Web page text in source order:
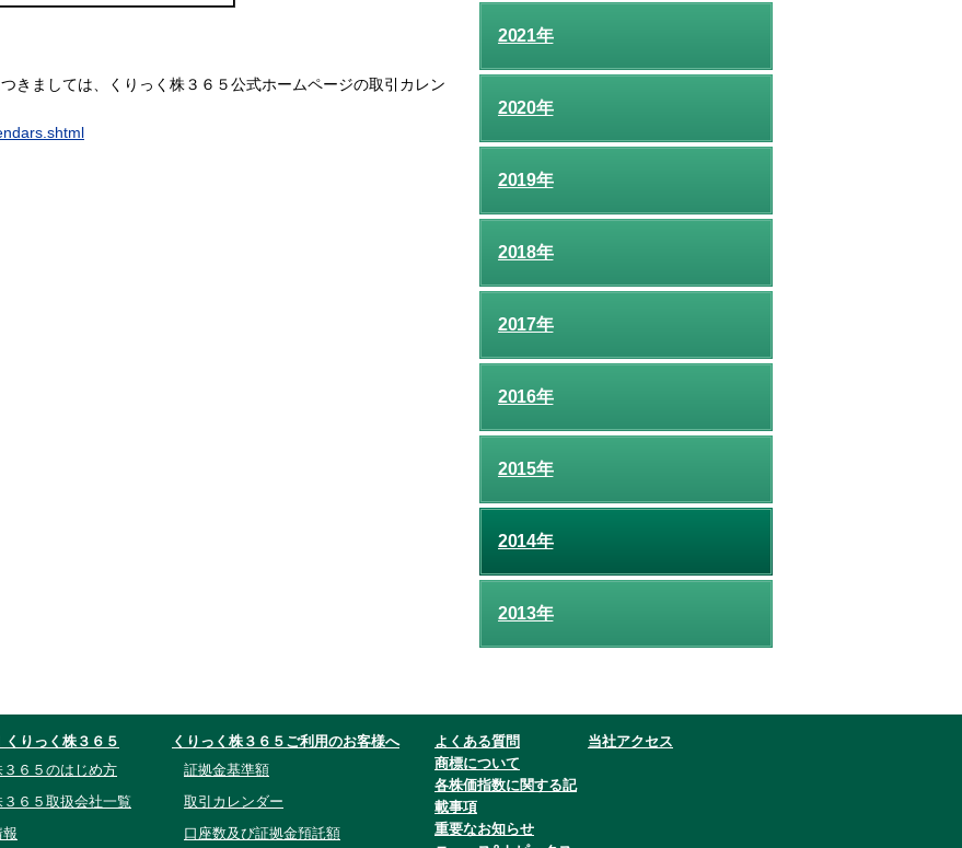
きましては、くりっく株３６５公式ホームページの取引カレン
2021年
2020年
2019年
2018年
2017年
2016年
2015年
2014年
2013年
くりっく株３６５
３６５のはじめ方
３６５取扱会社一覧
報
くりっく株３６５ご利用のお客様へ
証拠金基準額
取引カレンダー
口座数及び証拠金預託額
よくある質問
商標について
各株価指数に関する記
載事項
重要なお知らせ
当社アクセス